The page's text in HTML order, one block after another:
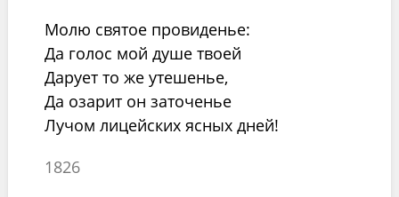
Молю святое провиденье:
Да голос мой душе твоей
Дарует то же утешенье,
Да озарит он заточенье
Лучом лицейских ясных дней!
1826